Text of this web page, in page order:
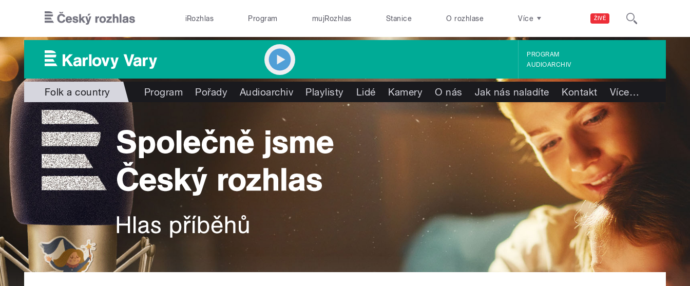
ŽIVĚ
iRozhlas Program mujRozhlas Stanice O rozhlase Více
PROGRAM
AUDIOARCHIV
Folk a country Program Pořady Audioarchiv Playlisty Lidé Kamery O nás Jak nás naladíte Kontakt Více…